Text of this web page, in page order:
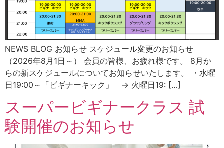
NEWS BLOG お知らせ スケジュール変更のお知らせ
（2026年8月1日～） 会員の皆様、お疲れ様です。 8月か
らの新スケジュールについてお知らせいたします。 ・水曜
日19:00～「ビギナーキック」 → 火曜日19: […]
スーパービギナークラス 試
験開催のお知らせ